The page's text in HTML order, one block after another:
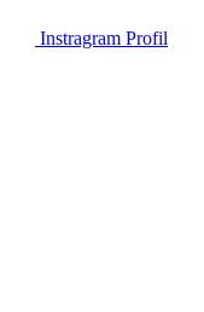
Instragram Profil